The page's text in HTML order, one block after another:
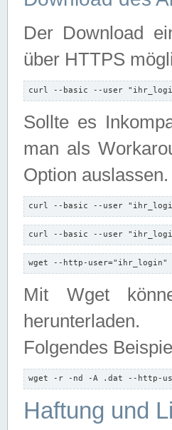
Der Download
über HTTPS
curl --basic --user
Sollte es
man als
Option auslassen.
curl --basic --user
curl --basic --user
wget --http-user="ihr_login"
Mit Wget
herunterladen.
Folgendes
wget -r -nd -A .dat --http-
Haftung und